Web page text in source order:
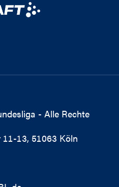
- Alle Rechte
13, 51063 Köln